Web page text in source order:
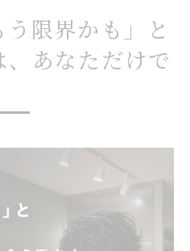
広がる美容師の職業実
荒れ・腰痛・腱鞘炎」
う限界かも」と
あなただけで